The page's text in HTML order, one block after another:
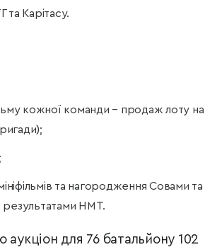
Карітасу.
кожної команди – продаж лоту на
та нагородження Совами та
результатами НМТ.
для 76 батальйону 102